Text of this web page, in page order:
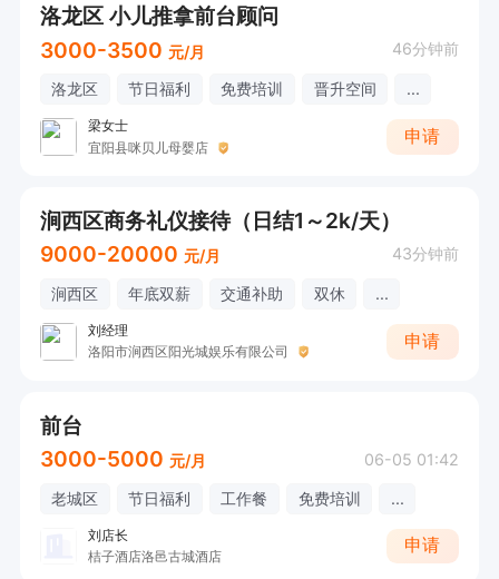
洛龙区 小儿推拿前台顾问
3000-3500 元/月 46分钟前
洛龙区 节日福利 免费培训 晋升空间 ...
梁女士
宜阳县咪贝儿母婴店
申请
涧西区商务礼仪接待（日结1～2k/天）
9000-20000 元/月 43分钟前
涧西区 年底双薪 交通补助 双休 ...
刘经理
洛阳市涧西区阳光城娱乐有限公司
申请
前台
3000-5000 元/月 06-05 01:42
老城区 节日福利 工作餐 免费培训 ...
刘店长
桔子酒店洛邑古城酒店
申请